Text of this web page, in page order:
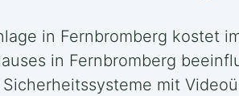
in Fernbromberg kostet
in Fernbromberg
mit